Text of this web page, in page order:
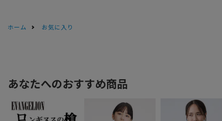
ホーム お気に入り